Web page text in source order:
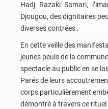
Hadj Razaki Samari,
Djougou, des dignitaires
diverses contrées .
En cette veille des
jeunes peuls de la
spectacle au public en se
Parés de leurs
corps particulièrement
démontré à travers ce